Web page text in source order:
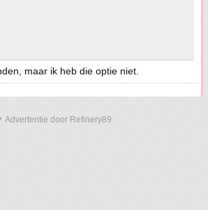
maar ik heb die optie niet.
Advertentie door Refinery89